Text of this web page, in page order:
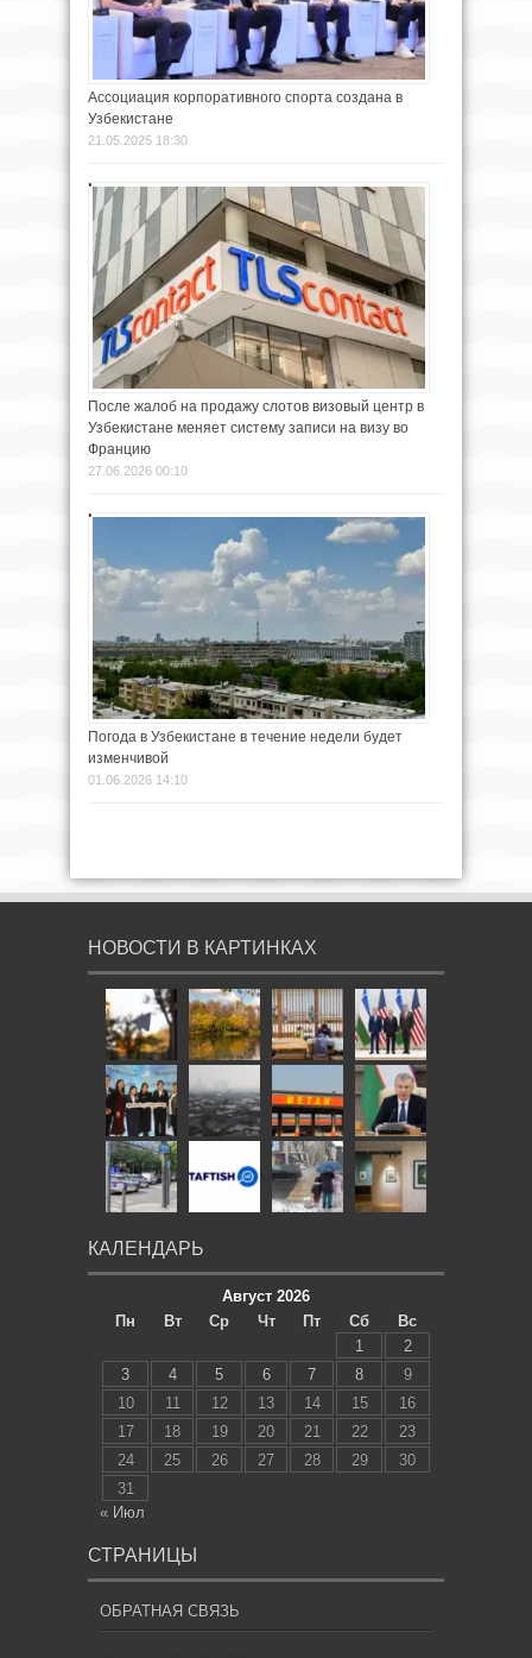
Ассоциация корпоративного спорта создана в
Узбекистане
21.05.2025 18:30
После жалоб на продажу слотов визовый центр в
Узбекистане меняет систему записи на визу во
Францию
27.06.2026 00:10
Погода в Узбекистане в течение недели будет
изменчивой
01.06.2026 14:10
НОВОСТИ В КАРТИНКАХ
КАЛЕНДАРЬ
Август 2026
Пн
Вт Ср Чт Пт Сб
Вс
1
2
3
4 5 6 7 8
9
10
11 12 13 14 15
16
17
18 19 20 21 22
23
24
25 26 27 28 29
30
31
« Июл
СТРАНИЦЫ
ОБРАТНАЯ СВЯЗЬ